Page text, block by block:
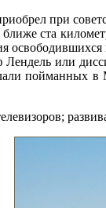
при
ближе ста
или
пойманных в